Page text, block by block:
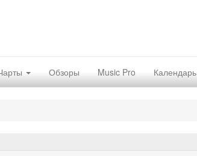
Обзоры Music Pro Календарь